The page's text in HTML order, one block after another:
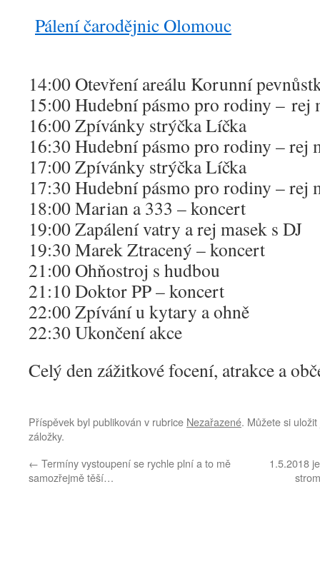
Pálení čarodějnic Olomouc
14:00 Otevření areálu Korunní
15:00 Hudební pásmo pro rodiny – rej
16:00 Zpívánky strýčka Líčka
16:30 Hudební pásmo pro rodiny – rej
17:00 Zpívánky strýčka Líčka
17:30 Hudební pásmo pro rodiny – rej
18:00 Marian a 333 – koncert
19:00 Zapálení vatry a rej masek s DJ
19:30 Marek Ztracený – koncert
21:00 Ohňostroj s hudbou
21:10 Doktor PP – koncert
22:00 Zpívání u kytary a ohně
22:30 Ukončení akce
Celý den zážitkové focení, atrakce a
Příspěvek byl publikován v rubrice Nezařazené. Můžete si
záložky.
← Termíny vystoupení se rychle plní a to mě
samozřejmě těší…
1.5.2018